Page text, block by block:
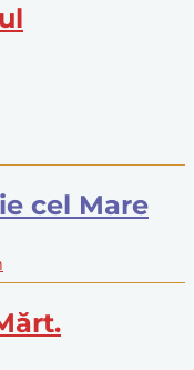
cel Mare